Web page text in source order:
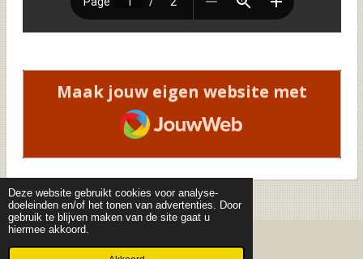
Deze website gebruikt cookies voor analyse-
doeleinden en/of het tonen van advertenties. Door
gebruik te blijven maken van de site gaat u
hiermee akkoord.
Maak jouw eigen website met
JouwWeb
© 2019 - 2026 Curiosa Mathematica - deel 1